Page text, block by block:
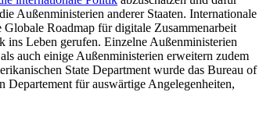
Außenministerien ande­rer Staaten. Internationale
Roadmap für digitale Zusammenarbeit
Leben gerufen. Ein­zelne Außenministerien
auch einige Außenministerien erweitern zudem
State Department wurde das Bureau of
für auswärtige Angelegenheiten,